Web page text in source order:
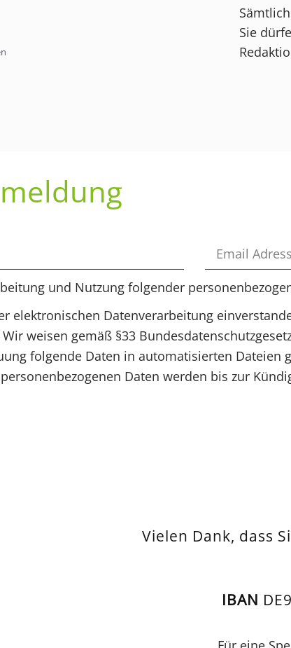
Sie
und Nutzung folgender
elektronischen Datenverarbeitung
Wir weisen gemäß §33
folgende Daten in automatisierten Dateien
Daten werden bis zur
Vielen Dank, dass
IBAN